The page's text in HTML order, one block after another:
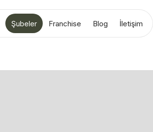
Şubeler Franchise Blog İletişim